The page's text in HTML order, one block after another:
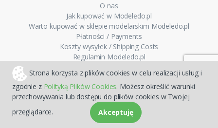
Strona korzysta z plików cookies w celu realizacji usług i
zgodnie z Polityką Plików Cookies. Możesz określić warunki
przechowywania lub dostępu do plików cookies w Twojej
przeglądarce.
Akceptuję
O nas
Jak kupować w Modeledo.pl
Warto kupować w sklepie modelarskim Modeledo.pl
Płatności / Payments
Koszty wysyłek / Shipping Costs
Regulamin Modeledo.pl
Polityka prywatności
FAQ - Pytania i odpowiedzi
Mapa strony